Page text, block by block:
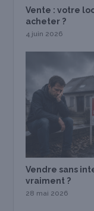
Vente : votre
acheter ?
4 juin 2026
Vendre sans
vraiment ?
28 mai 2026